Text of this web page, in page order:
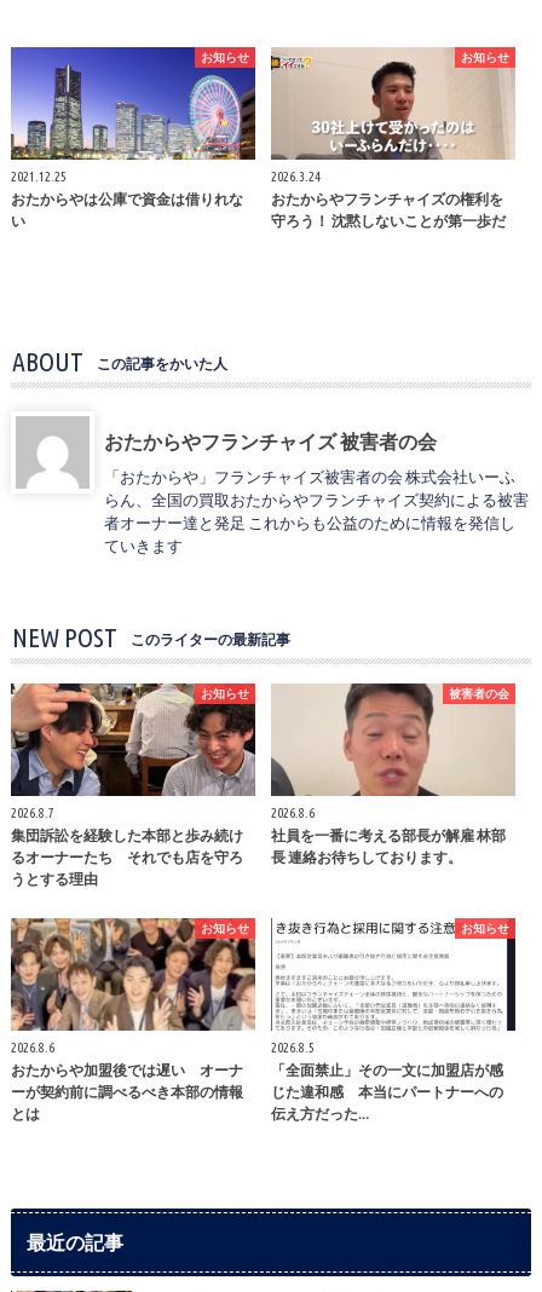
お知らせ
2021.12.25
おたからやは公庫で資金は借りれな
い
お知らせ
2026.3.24
おたからやフランチャイズの権利を
守ろう！ 沈黙しないことが第一歩だ
ABOUT この記事をかいた人
おたからやフランチャイズ 被害者の会
「おたからや」フランチャイズ被害者の会 株式会社いーふ
らん、全国の買取おたからやフランチャイズ契約による被害
者オーナー達と発足 これからも公益のために情報を発信し
ていきます
NEW POST このライターの最新記事
お知らせ
2026.8.7
集団訴訟を経験した本部と歩み続け
るオーナーたち それでも店を守ろ
うとする理由
被害者の会
2026.8.6
社員を一番に考える部長が解雇 林部
長 連絡お待ちしております。
お知らせ
2026.8.6
おたからや加盟後では遅い オーナ
ーが契約前に調べるべき本部の情報
とは
お知らせ
2026.8.5
「全面禁止」その一文に加盟店が感
じた違和感 本当にパートナーへの
伝え方だった…
最近の記事